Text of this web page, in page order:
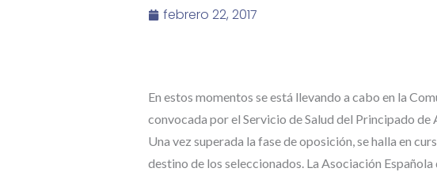
febrero 22, 2017
En estos momentos se está llevando a cabo en la
convocada por el Servicio de Salud del Principado
Una vez superada la fase de oposición, se halla en
destino de los seleccionados. La Asociación